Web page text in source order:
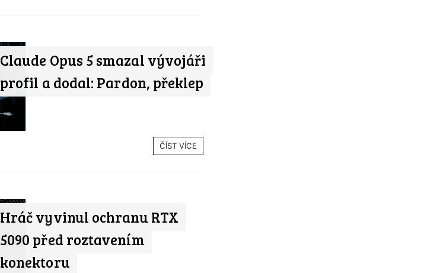
Claude Opus 5 smazal vývojáři
profil a dodal: Pardon, překlep
ČÍST VÍCE
Hráč vyvinul ochranu RTX
5090 před roztavením
konektoru